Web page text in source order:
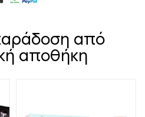
από
αποθήκη